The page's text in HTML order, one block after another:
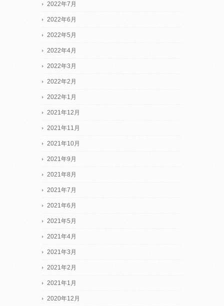
2022年7月
2022年6月
2022年5月
2022年4月
2022年3月
2022年2月
2022年1月
2021年12月
2021年11月
2021年10月
2021年9月
2021年8月
2021年7月
2021年6月
2021年5月
2021年4月
2021年3月
2021年2月
2021年1月
2020年12月